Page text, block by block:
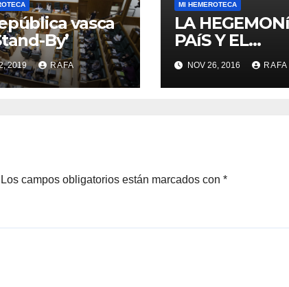
vasca
By’
2019 RAFA
MI HEMEROTECA
LA
PAíS Y EL
«MOMENTO
LARREINA»
NOV 26, 2016 RAFA
Los campos obligatorios están marcados con *